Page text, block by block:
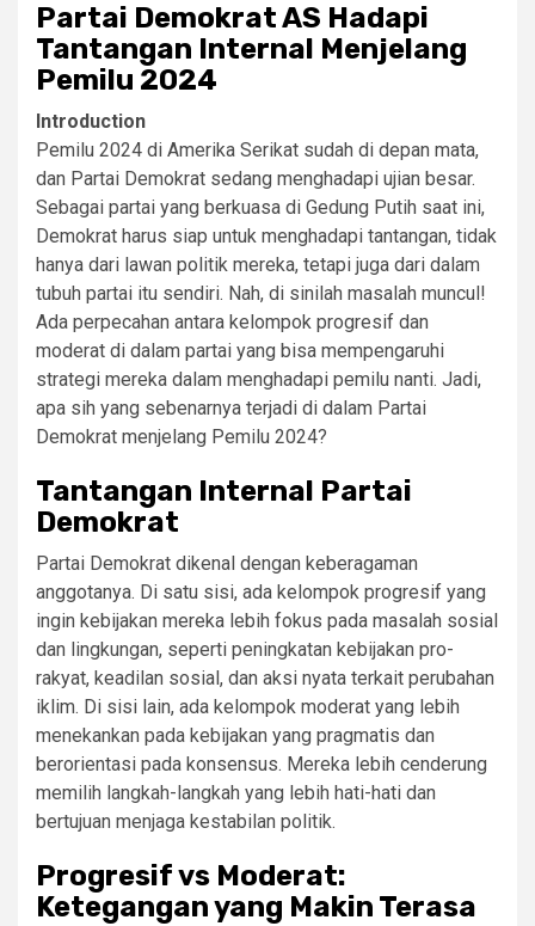
Partai Demokrat AS Hadapi
Tantangan Internal Menjelang
Pemilu 2024
Introduction
Pemilu 2024 di Amerika Serikat sudah di depan mata,
dan Partai Demokrat sedang menghadapi ujian besar.
Sebagai partai yang berkuasa di Gedung Putih saat ini,
Demokrat harus siap untuk menghadapi tantangan, tidak
hanya dari lawan politik mereka, tetapi juga dari dalam
tubuh partai itu sendiri. Nah, di sinilah masalah muncul!
Ada perpecahan antara kelompok progresif dan
moderat di dalam partai yang bisa mempengaruhi
strategi mereka dalam menghadapi pemilu nanti. Jadi,
apa sih yang sebenarnya terjadi di dalam Partai
Demokrat menjelang Pemilu 2024?
Tantangan Internal Partai
Demokrat
Partai Demokrat dikenal dengan keberagaman
anggotanya. Di satu sisi, ada kelompok progresif yang
ingin kebijakan mereka lebih fokus pada masalah sosial
dan lingkungan, seperti peningkatan kebijakan pro-
rakyat, keadilan sosial, dan aksi nyata terkait perubahan
iklim. Di sisi lain, ada kelompok moderat yang lebih
menekankan pada kebijakan yang pragmatis dan
berorientasi pada konsensus. Mereka lebih cenderung
memilih langkah-langkah yang lebih hati-hati dan
bertujuan menjaga kestabilan politik.
Progresif vs Moderat:
Ketegangan yang Makin Terasa